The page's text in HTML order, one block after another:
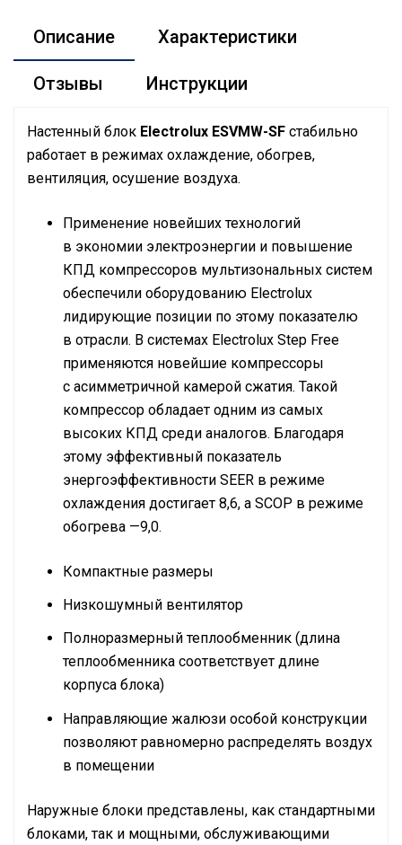
Описание Характеристики
Отзывы Инструкции
Настенный блок Electrolux ESVMW-SF стабильно
работает в режимах охлаждение, обогрев,
вентиляция, осушение воздуха.
Применение новейших технологий
в экономии электроэнергии и повышение
КПД компрессоров мультизональных систем
обеспечили оборудованию Electrolux
лидирующие позиции по этому показателю
в отрасли. В системах Electrolux Step Free
применяются новейшие компрессоры
с асимметричной камерой сжатия. Такой
компрессор обладает одним из самых
высоких КПД среди аналогов. Благодаря
этому эффективный показатель
энергоэффективности SEER в режиме
охлаждения достигает 8,6, а SCOP в режиме
обогрева —9,0.
Компактные размеры
Низкошумный вентилятор
Полноразмерный теплообменник (длина
теплообменника соответствует длине
корпуса блока)
Направляющие жалюзи особой конструкции
позволяют равномерно распределять воздух
в помещении
Наружные блоки представлены, как стандартными
блоками, так и мощными, обслуживающими